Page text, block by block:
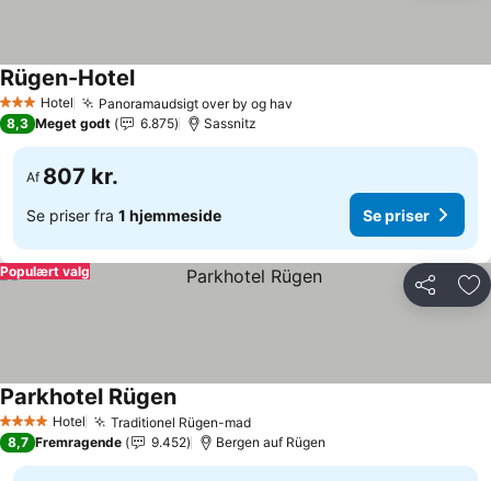
3 StjernerHotel Panoramaudsigt over by og hav
Rügen-Hotel
8,3 Meget godt 6.875 Sassnitz
Af 807 kr.
Se priser fra 1 hjemmeside Se priser
Del
Populært valg
4 StjernerHotel Traditionel Rügen-mad
Parkhotel Rügen
8,7 Fremragende 9.452 Bergen auf Rügen